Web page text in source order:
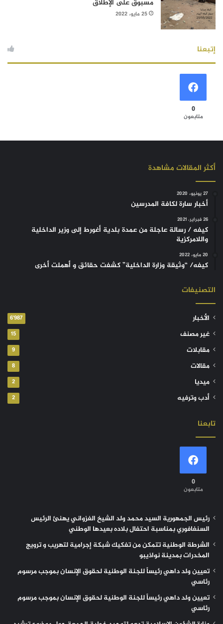
مسبوق على الإطلاق
25 مايو، 2022
إتبعنا
0
متابعون
أكثر المقالات مشاهدة
27 يونيو، 2020
أخبار سارة لكافة المدرسين
26 فبراير، 2021
كيفه / رسالة عاجلة من عمدة بلدية أغورط إلى وزير الداخلية
واللامركزية
20 مايو، 2022
كيفه/ “وثيقة وزارة الداخلية” كشفت حقائق و أهملت أخرى
التصنيفات
الأخبار 6٬987
غير مصنف 15
مقابلات 9
مقالات 8
ميديا 2
أدب وترفيه 2
تابعنا
0
متابعون
رئيس الجمهورية السيد محمد ولد الشيخ الغزواني يهنئ الرئيس
السنغافوري بمناسبة احتفال بلاده بعيدها الوطني
الشرطة الوطنية تتمكن من تفكيك شبكة إجرامية لتهريب و ترويج
المخدرات بمدينة نواذيبو
تعيين ولد داهي رئيساً للجنة الوطنية لحقوق الإنسان بموجب مرسوم
رئاسي
تعيين ولد داهي رئيساً للجنة الوطنية لحقوق الإنسان بموجب مرسوم
رئاسي